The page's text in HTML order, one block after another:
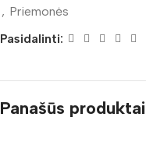
, Priemonės
Pasidalinti:
Panašūs produktai